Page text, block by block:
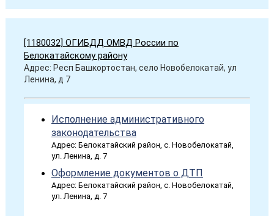
[1180032] ОГИБДД ОМВД России по
Белокатайскому району
Адрес: Респ Башкортостан, село Новобелокатай, ул
Ленина, д 7
Исполнение административного
законодательства
Адрес: Белокатайский район, с. Новобелокатай,
ул. Ленина, д. 7
Оформление документов о ДТП
Адрес: Белокатайский район, с. Новобелокатай,
ул. Ленина, д. 7